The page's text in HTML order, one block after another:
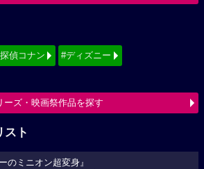
偵コナン #ディズニー
ーズ・映画祭作品を探す
スト
のミニオン超変身』